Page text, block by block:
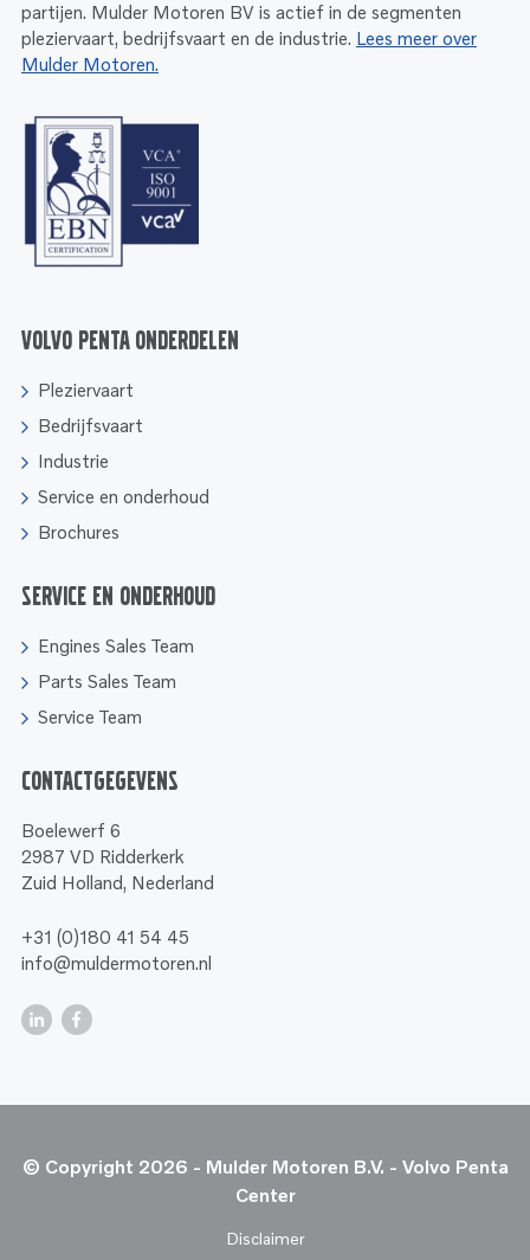
partijen. Mulder Motoren BV is actief in de segmenten
pleziervaart, bedrijfsvaart en de industrie. Lees meer over
Mulder Motoren.
Volvo Penta onderdelen
Pleziervaart
Bedrijfsvaart
Industrie
Service en onderhoud
Brochures
Service en onderhoud
Engines Sales Team
Parts Sales Team
Service Team
Contactgegevens
Boelewerf 6
2987 VD Ridderkerk
Zuid Holland, Nederland
+31 (0)180 41 54 45
info@muldermotoren.nl
© Copyright 2026 - Mulder Motoren B.V. - Volvo Penta
Center
Disclaimer